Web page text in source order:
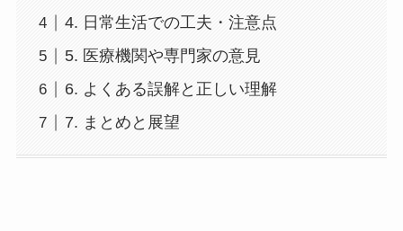
4. 日常生活での工夫・注意点
5. 医療機関や専門家の意見
6. よくある誤解と正しい理解
7. まとめと展望